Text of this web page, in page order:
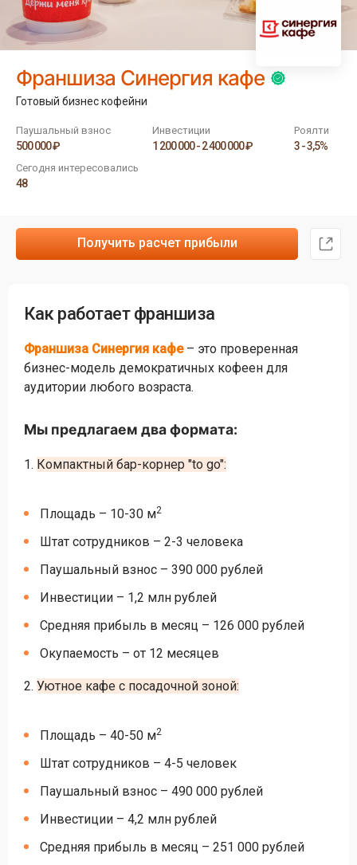
Франшиза Синергия кафе
Готовый бизнес кофейни
Паушальный взнос
500 000 ₽
Инвестиции
1 200 000 - 2 400 000 ₽
Роялти
3 - 3,5%
Сегодня интересовались
48
Получить расчет прибыли
Как работает франшиза
Фрaншиза Синергия кафе– это проверенная
бизнес-модель демократичных кофеен для
аудитории любого возраста.
Мы предлагаем два формата:
1. Компактный бар-корнер "to go":
Площадь – 10-30 м2
Штат сотрудников – 2-3 человека
Паушальный взнос – 390 000 рублей
Инвестиции – 1,2 млн рублей
Средняя прибыль в месяц – 126 000 рублей
Окупаемость – от 12 месяцев
2. Уютное кафе с посадочной зоной:
Площадь – 40-50 м2
Штат сотрудников – 4-5 человек
Паушальный взнос – 490 000 рублей
Инвестиции – 4,2 млн рублей
Средняя прибыль в месяц – 251 000 рублей